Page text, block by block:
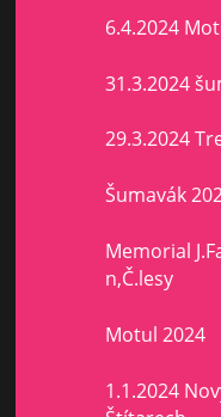
6.4.2024
31.3.2024
29.3.2024
Šumavák
Memorial
n,Č.lesy
Motul 2024
1.1.2024